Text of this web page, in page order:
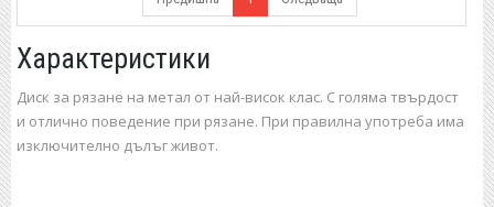
Характеристики
Диск за рязане на метал от най-висок клас. С голяма твърдост
и отлично поведение при рязане. При правилна употреба има
изключително дълъг живот.